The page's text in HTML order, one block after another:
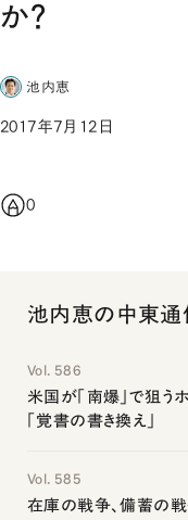
か？
池内恵
2017年7月12日
0
池内恵の中東通
Vol. 586
米国が「南爆」で狙う
「覚書の書き換え」
Vol. 585
在庫の戦争、備蓄の